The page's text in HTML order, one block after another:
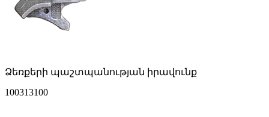
Ձեռքերի պաշտպանության իրավունք
100313100